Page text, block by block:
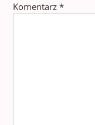
Komentarz *